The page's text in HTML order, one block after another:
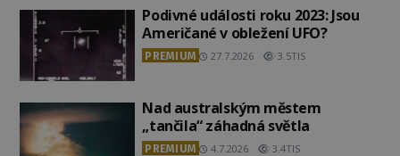
Podivné události roku 2023: Jsou
Američané v obležení UFO?
PREMIUM 27.7.2026 3.5TIS
Nad australským městem
„tančila“ záhadná světla
PREMIUM 4.7.2026 3.4TIS